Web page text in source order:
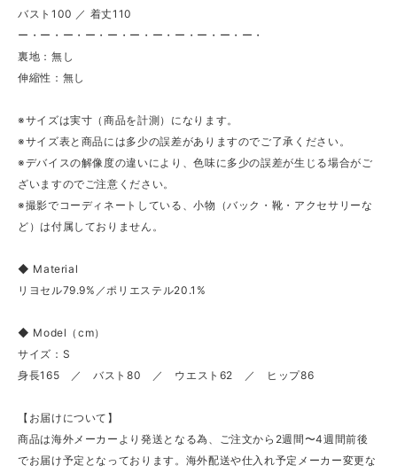
バスト100 ／ 着丈110
ー・ー・ー・ー・ー・ー・ー・ー・ー・ー・ー・
裏地：無し
伸縮性：無し
※サイズは実寸（商品を計測）になります。
※サイズ表と商品には多少の誤差がありますのでご了承ください。
※デバイスの解像度の違いにより、色味に多少の誤差が生じる場合がご
ざいますのでご注意ください。
※撮影でコーディネートしている、小物（バック・靴・アクセサリーな
ど）は付属しておりません。
◆ Material
リヨセル79.9%／ポリエステル20.1%
◆ Model（cm）
サイズ：S
身長165 ／ バスト80 ／ ウエスト62 ／ ヒップ86
【お届けについて】
商品は海外メーカーより発送となる為、ご注文から2週間〜4週間前後
でお届け予定となっております。海外配送や仕入れ予定メーカー変更な